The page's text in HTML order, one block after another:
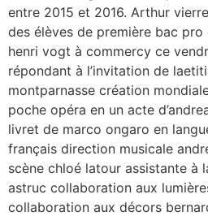
entre 2015 et 2016. Arthur
des élèves de première bac
henri vogt à commercy ce
répondant à l’invitation de
montparnasse création
poche opéra en un acte
livret de marco ongaro en
français direction musicale
scène chloé latour assistante à
astruc collaboration aux
collaboration aux décors